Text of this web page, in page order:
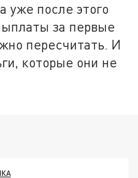
уже после этого
за первые
пересчитать. И
которые они не